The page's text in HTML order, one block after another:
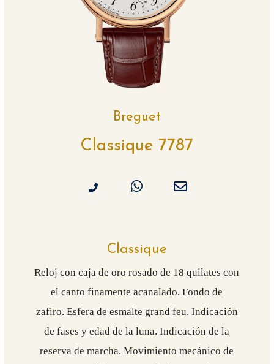
Breguet
Classique 7787
Classique
Reloj con caja de oro rosado de 18 quilates con
el canto finamente acanalado. Fondo de
zafiro. Esfera de esmalte grand feu. Indicación
de fases y edad de la luna. Indicación de la
reserva de marcha. Movimiento mecánico de